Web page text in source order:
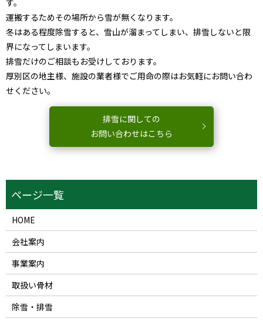
運搬するためその場所から雪が無くなります。
冬はある程度除雪すると、雪山が溜まってしまい、排雪しないと限
界になってしまいます。
排雪だけのご相談もお受けしております。
厚別区の地主様、施設の業者様でご用命の際はお気軽にお問い合わ
せください。
排雪に関しての
お問い合わせはこちら
HOME
会社案内
事業案内
取扱い骨材
除雪・排雪